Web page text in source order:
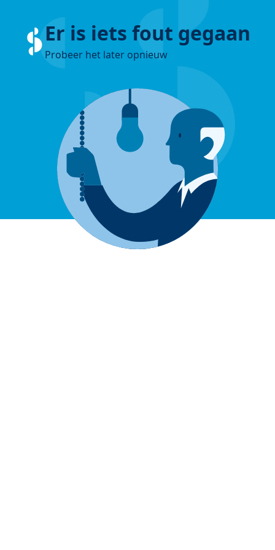
Er is iets fout gegaan
Probeer het later opnieuw